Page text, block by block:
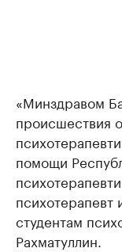
«Минздравом
происшествия
помощи
психотерапевт
студентам
Рахматуллин.